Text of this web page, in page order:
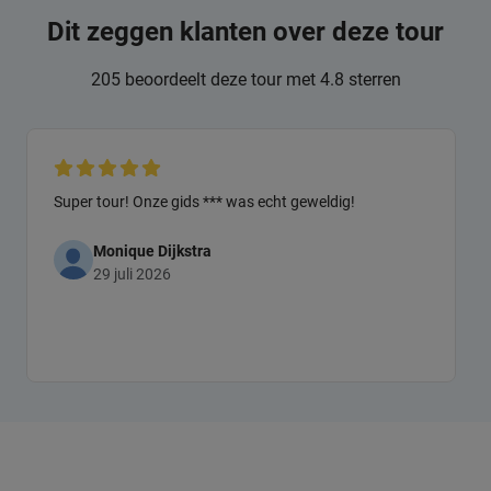
Dit zeggen klanten over deze tour
205 beoordeelt deze tour met 4.8 sterren
Super tour! Onze gids *** was echt geweldig!
Monique Dijkstra
29 juli 2026